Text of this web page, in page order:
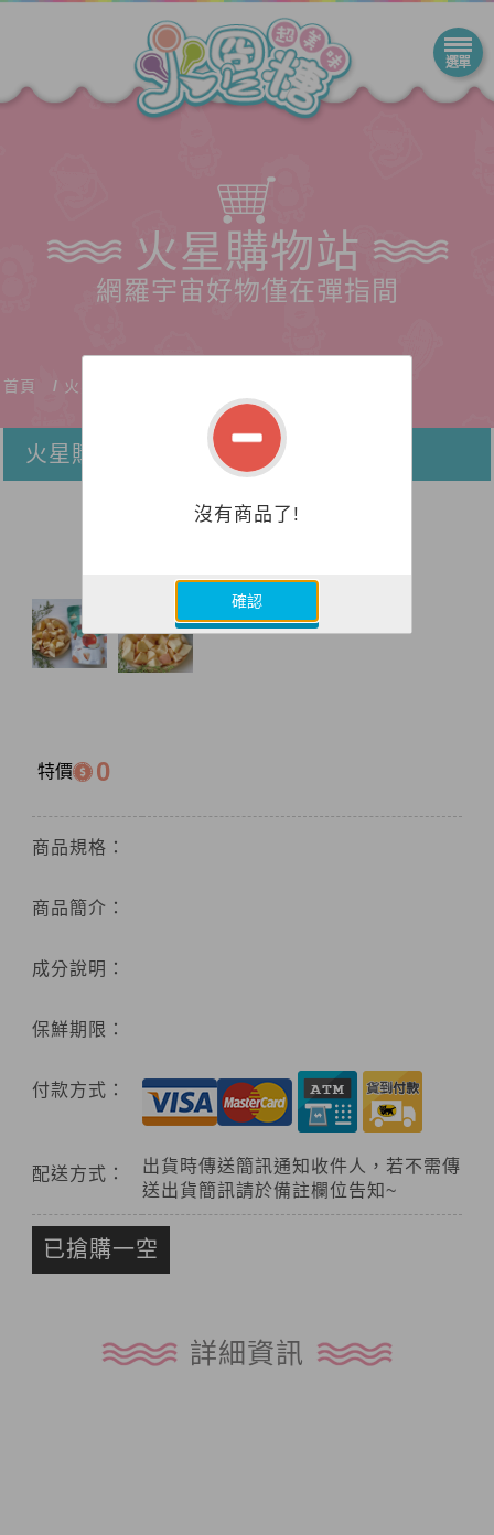
火星購物站
網羅宇宙好物僅在彈指間
首頁 火星購物站
火星購物站
特價 0
商品規格：
商品簡介：
成分說明：
保鮮期限：
付款方式：
配送方式：
出貨時傳送簡訊通知收件人，若不需傳
送出貨簡訊請於備註欄位告知~
已搶購一空
詳細資訊
沒有商品了!
確認